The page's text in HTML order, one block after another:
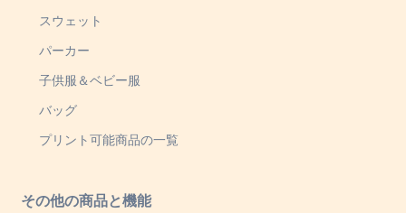
スウェット
パーカー
子供服＆ベビー服
バッグ
プリント可能商品の一覧
その他の商品と機能